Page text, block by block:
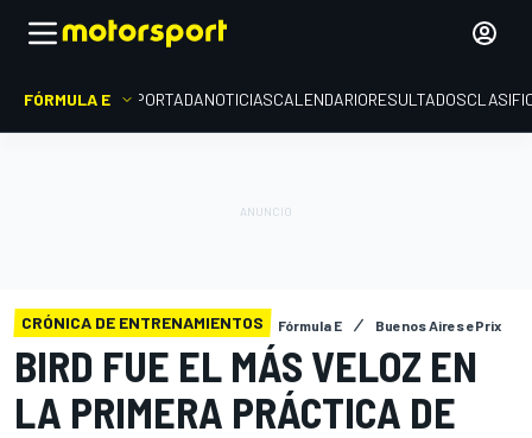
FÓRMULA E PORTADANOTICIASCALENDARIORESULTADOS
CRÓNICA DE ENTRENAMIENTOS Fórmula E Buenos Aires ePrix
BIRD FUE EL MÁS VELOZ EN
LA PRIMERA PRÁCTICA DE